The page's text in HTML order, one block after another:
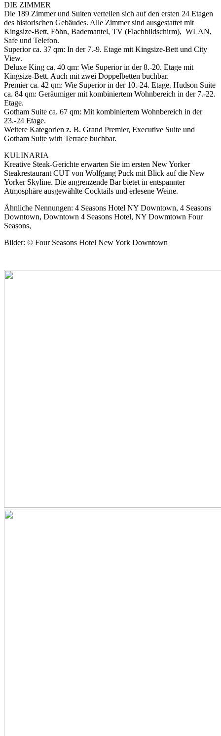
DIE ZIMMER
Die 189 Zimmer und Suiten verteilen sich auf den ersten 24 Etagen
des historischen Gebäudes. Alle Zimmer sind ausgestattet mit
Kingsize-Bett, Föhn, Bademantel, TV (Flachbildschirm), WLAN,
Safe und Telefon.
Superior ca. 37 qm: In der 7.-9. Etage mit Kingsize-Bett und City
View.
Deluxe King ca. 40 qm: Wie Superior in der 8.-20. Etage mit
Kingsize-Bett. Auch mit zwei Doppelbetten buchbar.
Premier ca. 42 qm: Wie Superior in der 10.-24. Etage. Hudson Suite
ca. 84 qm: Geräumiger mit kombiniertem Wohnbereich in der 7.-22.
Etage.
Gotham Suite ca. 67 qm: Mit kombiniertem Wohnbereich in der
23.-24 Etage.
Weitere Kategorien z. B. Grand Premier, Executive Suite und
Gotham Suite with Terrace buchbar.
KULINARIA
Kreative Steak-Gerichte erwarten Sie im ersten New Yorker
Steakrestaurant CUT von Wolfgang Puck mit Blick auf die New
Yorker Skyline. Die angrenzende Bar bietet in entspannter
Atmosphäre ausgewählte Cocktails und erlesene Weine.
Ähnliche Nennungen: 4 Seasons Hotel NY Downtown, 4 Seasons
Downtown, Downtown 4 Seasons Hotel, NY Dowmtown Four
Seasons,
Bilder: © Four Seasons Hotel New York Downtown